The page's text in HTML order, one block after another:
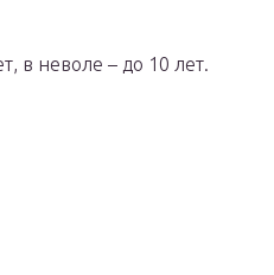
в неволе – до 10 лет.